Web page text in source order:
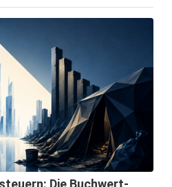
Die Buchwert-